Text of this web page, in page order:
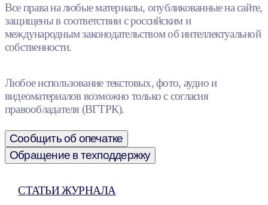
Все права на любые материалы, опубликованные на сайте,
защищены в соответствии с российским и
международным законодательством об интеллектуальной
собственности.
Любое использование текстовых, фото, аудио и
видеоматериалов возможно только с согласия
правообладателя (ВГТРК).
Сообщить об опечатке
Обращение в техподдержку
СТАТЬИ ЖУРНАЛА